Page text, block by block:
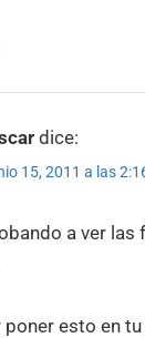
dice:
15, 2011 a las
a ver las
esto en tu